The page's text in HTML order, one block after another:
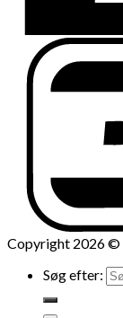
Copyright 2026 ©
Søg efter: